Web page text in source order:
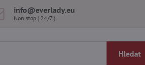
info​@everlady​.eu
Non stop ( 24/7 )
Hledat